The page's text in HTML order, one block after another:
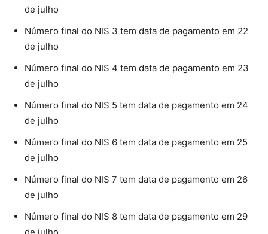
de julho
Número final do NIS 3 tem data de pagamento em 22
de julho
Número final do NIS 4 tem data de pagamento em 23
de julho
Número final do NIS 5 tem data de pagamento em 24
de julho
Número final do NIS 6 tem data de pagamento em 25
de julho
Número final do NIS 7 tem data de pagamento em 26
de julho
Número final do NIS 8 tem data de pagamento em 29
de julho